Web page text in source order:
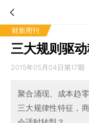
财新周刊
三大规则驱
2015年05月04日第17期
聚合涌现、成本趋
三大规律性特征，